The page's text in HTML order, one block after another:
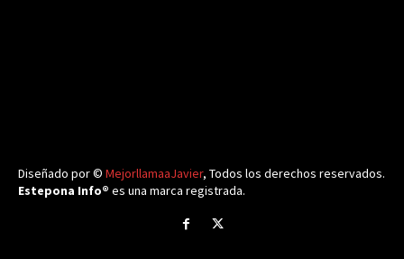
Diseñado por © MejorllamaaJavier, Todos los derechos reservados.
Estepona Info® es una marca registrada.